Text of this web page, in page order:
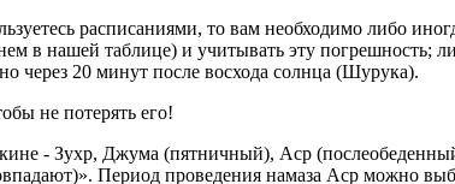
расписаниями, то вам необходимо либо
в нашей таблице) и учитывать эту погрешность;
через 20 минут после восхода солнца (Шурука).
не потерять его!
- Зухр, Джума (пятничный), Аср
Период проведения намаза Аср можно